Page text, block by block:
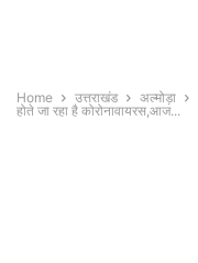
Home उत्तराखंड अल्मोड़ा
होते जा रहा है कोरोनावायरस,आज...